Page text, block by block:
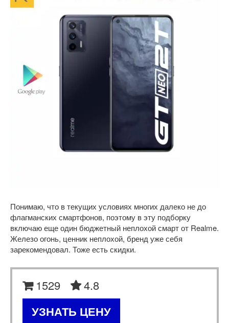
Понимаю, что в текущих условиях многих далеко не до
флагманских смартфонов, поэтому в эту подборку
включаю еще один бюджетный неплохой смарт от Realme.
Железо огонь, ценник неплохой, бренд уже себя
зарекомендовал. Тоже есть скидки.
1529 4.8
УЗНАТЬ ЦЕНУ